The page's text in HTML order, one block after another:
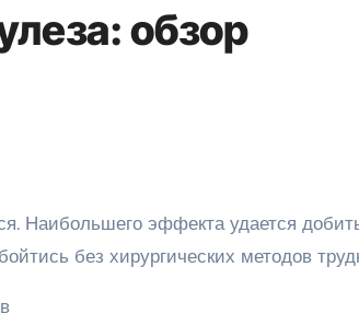
обзор
без хирургических методов